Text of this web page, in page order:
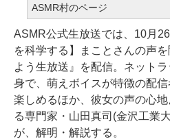
ASMR村のページ
ASMR公式生放送では、10月
を科学する】まことさんの声
よう生放送』を配信。ネット
身で、萌えボイスが特徴の配
楽しめるほか、彼女の声の心
る専門家・山田真司(金沢工業
が、解明・解説する。